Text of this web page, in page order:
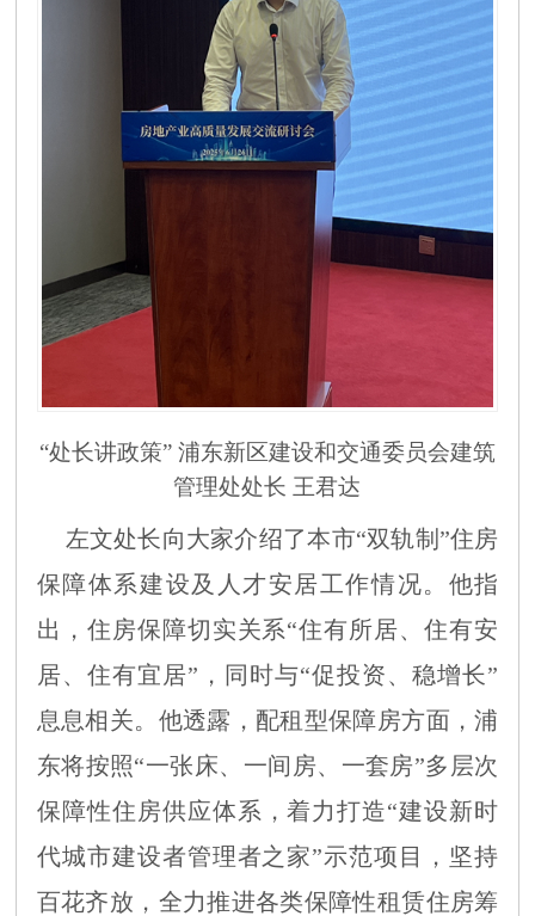
“处长讲政策” 浦东新区建设和交通委员会建筑
管理处处长 王君达
左文处长向大家介绍了本市“双轨制”住房
保障体系建设及人才安居工作情况。他指
出，住房保障切实关系“住有所居、住有安
居、住有宜居”，同时与“促投资、稳增长”
息息相关。他透露，配租型保障房方面，浦
东将按照“一张床、一间房、一套房”多层次
保障性住房供应体系 ，着力打造“建设新时
代城市建设者管理者之家”示范项目，坚持
百花齐放，全力推进各类保障性租赁住房筹